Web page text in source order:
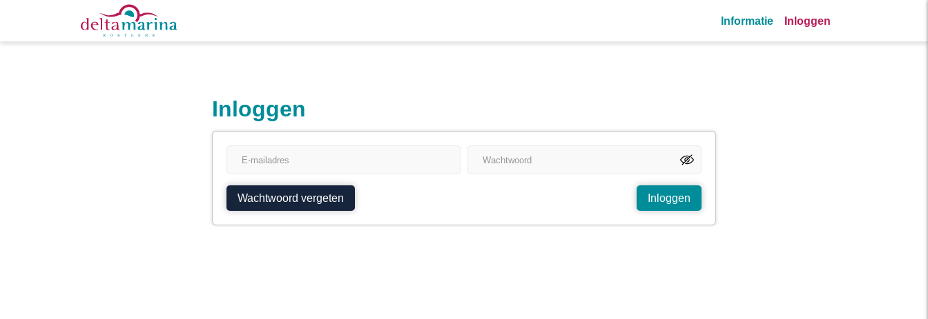
Informatie Inloggen
Inloggen
Wachtwoord vergeten Inloggen